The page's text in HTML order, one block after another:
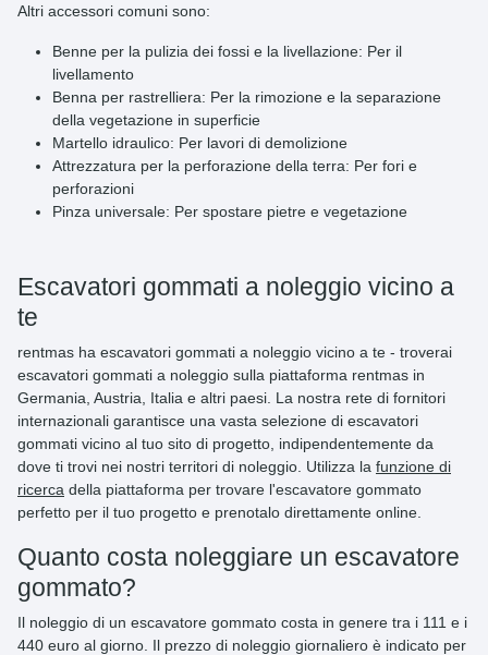
Altri accessori comuni sono:
Benne per la pulizia dei fossi e la livellazione: Per il
livellamento
Benna per rastrelliera: Per la rimozione e la separazione
della vegetazione in superficie
Martello idraulico: Per lavori di demolizione
Attrezzatura per la perforazione della terra: Per fori e
perforazioni
Pinza universale: Per spostare pietre e vegetazione
Escavatori gommati a noleggio vicino a
te
rentmas ha escavatori gommati a noleggio vicino a te - troverai
escavatori gommati a noleggio sulla piattaforma rentmas in
Germania, Austria, Italia e altri paesi. La nostra rete di fornitori
internazionali garantisce una vasta selezione di escavatori
gommati vicino al tuo sito di progetto, indipendentemente da
dove ti trovi nei nostri territori di noleggio. Utilizza la funzione di
ricerca della piattaforma per trovare l'escavatore gommato
perfetto per il tuo progetto e prenotalo direttamente online.
Quanto costa noleggiare un escavatore
gommato?
Il noleggio di un escavatore gommato costa in genere tra i 111 e i
440 euro al giorno . Il prezzo di noleggio giornaliero è indicato per